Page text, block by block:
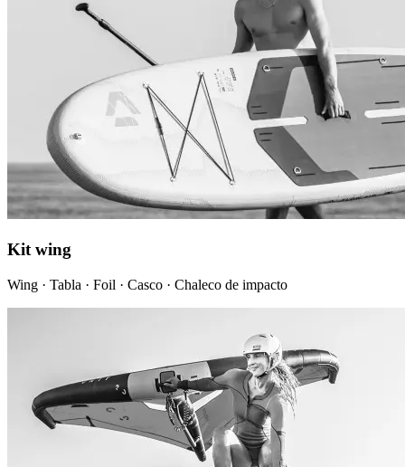
Kit wing
Wing · Tabla · Foil · Casco · Chaleco de impacto